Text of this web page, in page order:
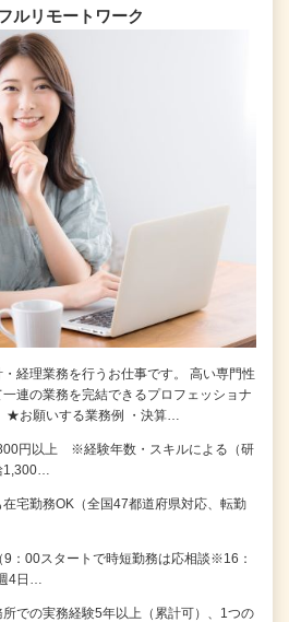
ルリモートワーク
経理業務を行うお仕事です。 高い専門性
連の業務を完結できるプロフェッショナ
★お願いする業務例 ・決算…
円以上 ※経験年数・スキルによる（研
宅勤務OK（全国47都道府県対応、転勤
：00スタートで時短勤務は応相談※16：
4日…
所での実務経験5年以上（累計可）、1つの